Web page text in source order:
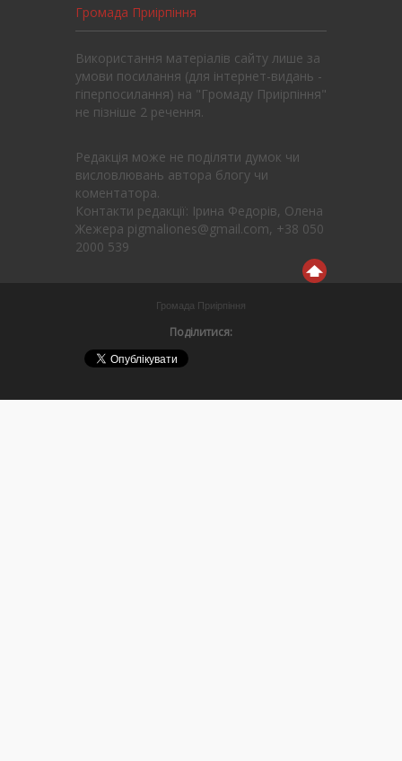
Громада Приірпіння
Використання матеріалів сайту лише за
умови посилання (для інтернет-видань -
гіперпосилання) на "Громаду Приірпіння"
не пізніше 2 речення.
Редакція може не поділяти думок чи
висловлювань автора блогу чи
коментатора.
Контакти редакції: Ірина Федорів, Олена
Жежера pigmaliones@gmail.com, +38 050
2000 539
Громада Приірпіння
Поділитися: